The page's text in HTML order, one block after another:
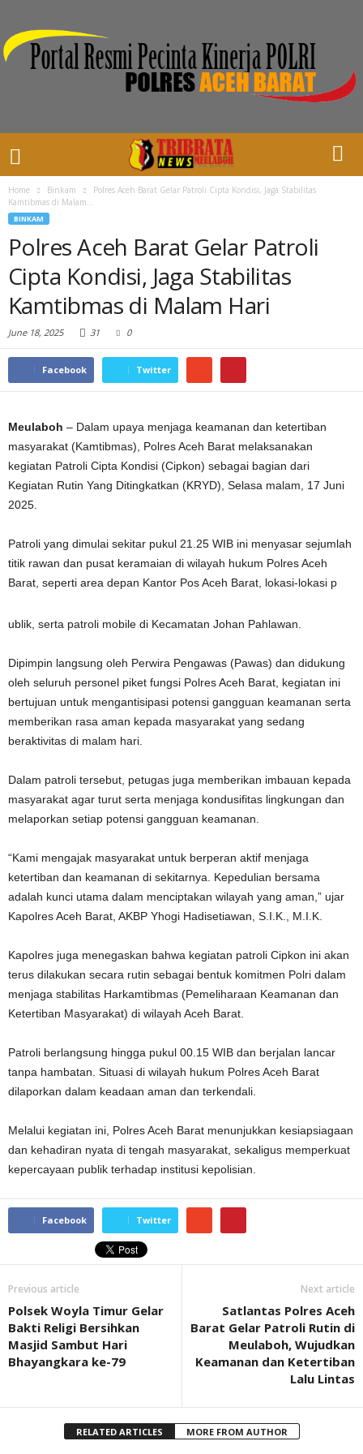
Home Binkam
Polres Aceh Barat Gelar Patroli Cipta Kondisi, Jaga Stabilitas
Kamtibmas di Malam...
BINKAM
Polres Aceh Barat Gelar Patroli
Cipta Kondisi, Jaga Stabilitas
Kamtibmas di Malam Hari
June 18, 2025 31 0
Facebook Twitter
Meulaboh – Dalam upaya menjaga keamanan dan ketertiban
masyarakat (Kamtibmas), Polres Aceh Barat melaksanakan
kegiatan Patroli Cipta Kondisi (Cipkon) sebagai bagian dari
Kegiatan Rutin Yang Ditingkatkan (KRYD), Selasa malam, 17 Juni
2025.
Patroli yang dimulai sekitar pukul 21.25 WIB ini menyasar sejumlah
titik rawan dan pusat keramaian di wilayah hukum Polres Aceh
Barat, seperti area depan Kantor Pos Aceh Barat, lokasi-lokasi p
ublik, serta patroli mobile di Kecamatan Johan Pahlawan.
Dipimpin langsung oleh Perwira Pengawas (Pawas) dan didukung
oleh seluruh personel piket fungsi Polres Aceh Barat, kegiatan ini
bertujuan untuk mengantisipasi potensi gangguan keamanan serta
memberikan rasa aman kepada masyarakat yang sedang
beraktivitas di malam hari.
Dalam patroli tersebut, petugas juga memberikan imbauan kepada
masyarakat agar turut serta menjaga kondusifitas lingkungan dan
melaporkan setiap potensi gangguan keamanan.
“Kami mengajak masyarakat untuk berperan aktif menjaga
ketertiban dan keamanan di sekitarnya. Kepedulian bersama
adalah kunci utama dalam menciptakan wilayah yang aman,” ujar
Kapolres Aceh Barat, AKBP Yhogi Hadisetiawan, S.I.K., M.I.K.
Kapolres juga menegaskan bahwa kegiatan patroli Cipkon ini akan
terus dilakukan secara rutin sebagai bentuk komitmen Polri dalam
menjaga stabilitas Harkamtibmas (Pemeliharaan Keamanan dan
Ketertiban Masyarakat) di wilayah Aceh Barat.
Patroli berlangsung hingga pukul 00.15 WIB dan berjalan lancar
tanpa hambatan. Situasi di wilayah hukum Polres Aceh Barat
dilaporkan dalam keadaan aman dan terkendali.
Melalui kegiatan ini, Polres Aceh Barat menunjukkan kesiapsiagaan
dan kehadiran nyata di tengah masyarakat, sekaligus memperkuat
kepercayaan publik terhadap institusi kepolisian.
Facebook Twitter
Previous article
Polsek Woyla Timur Gelar
Bakti Religi Bersihkan
Masjid Sambut Hari
Bhayangkara ke-79
Next article
Satlantas Polres Aceh
Barat Gelar Patroli Rutin di
Meulaboh, Wujudkan
Keamanan dan Ketertiban
Lalu Lintas
RELATED ARTICLES MORE FROM AUTHOR